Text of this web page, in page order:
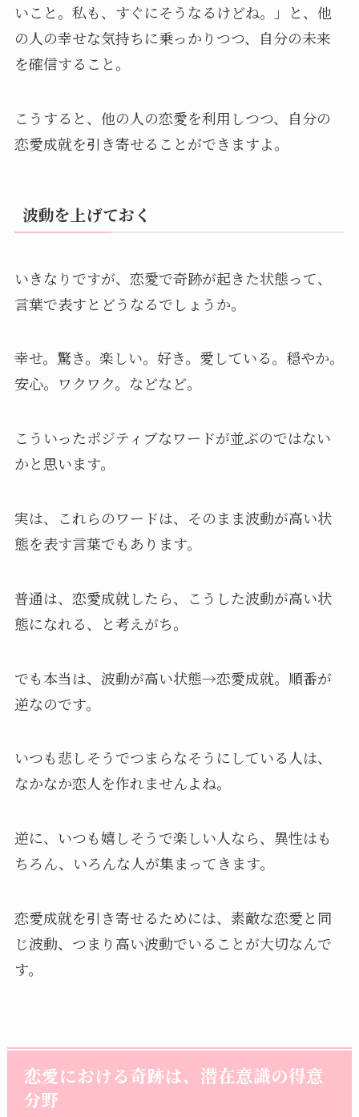
いこと。私も、すぐにそうなるけどね。」と、他
の人の幸せな気持ちに乗っかりつつ、自分の未来
を確信すること。
こうすると、他の人の恋愛を利用しつつ、自分の
恋愛成就を引き寄せることができますよ。
波動を上げておく
いきなりですが、恋愛で奇跡が起きた状態って、
言葉で表すとどうなるでしょうか。
幸せ。驚き。楽しい。好き。愛している。穏やか。
安心。ワクワク。などなど。
こういったポジティブなワードが並ぶのではない
かと思います。
実は、これらのワードは、そのまま波動が高い状
態を表す言葉でもあります。
普通は、恋愛成就したら、こうした波動が高い状
態になれる、と考えがち。
でも本当は、波動が高い状態→恋愛成就。順番が
逆なのです。
いつも悲しそうでつまらなそうにしている人は、
なかなか恋人を作れませんよね。
逆に、いつも嬉しそうで楽しい人なら、異性はも
ちろん、いろんな人が集まってきます。
恋愛成就を引き寄せるためには、素敵な恋愛と同
じ波動、つまり高い波動でいることが大切なんで
す。
恋愛における奇跡は、潜在意識の得意
分野